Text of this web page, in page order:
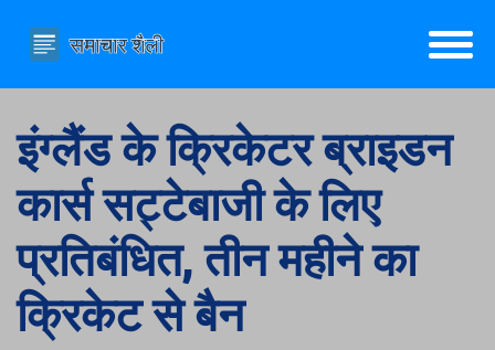
इंग्लैंड के क्रिकेटर ब्राइडन
कार्स सट्टेबाजी के लिए
प्रतिबंधित, तीन महीने का
क्रिकेट से बैन